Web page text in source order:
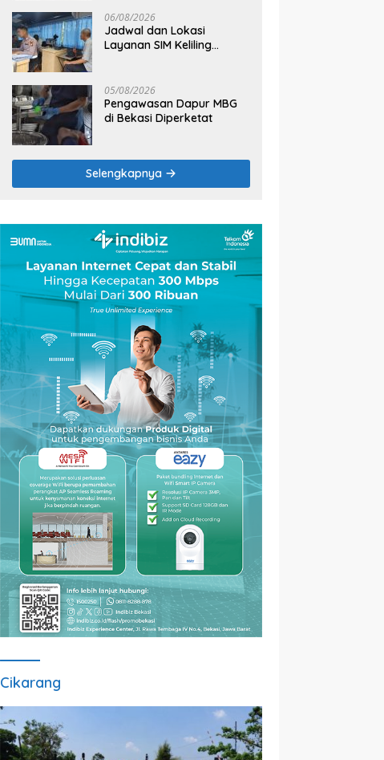
06/08/2026
Jadwal dan Lokasi
Layanan SIM Keliling
05/08/2026
Pengawasan Dapur MBG
di Bekasi Diperketat
Selengkapnya
Cikarang